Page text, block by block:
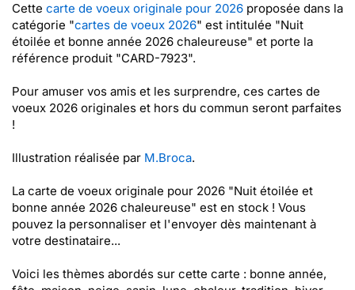
Cette carte de voeux originale pour 2026 proposée dans la
catégorie "cartes de voeux 2026" est intitulée "Nuit
étoilée et bonne année 2026 chaleureuse" et porte la
référence produit "CARD-7923".
Pour amuser vos amis et les surprendre, ces cartes de
voeux 2026 originales et hors du commun seront parfaites
!
Illustration réalisée par M.Broca.
La carte de voeux originale pour 2026 "Nuit étoilée et
bonne année 2026 chaleureuse" est en stock ! Vous
pouvez la personnaliser et l'envoyer dès maintenant à
votre destinataire...
Voici les thèmes abordés sur cette carte : bonne année,